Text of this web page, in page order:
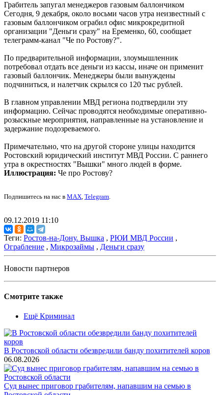
Грабитель запугал менеджеров газовым баллончиком
Сегодня, 9 декабря, около восьми часов утра неизвестный с
газовым баллончиком ограбил офис микрокредитной
организации "Деньги сразу" на Еременко, 60, сообщает
телеграмм-канал "Че по Ростову?".
По предварительной информации, злоумышленник
потребовал отдать все деньги из кассы, иначе он применит
газовый баллончик. Менеджеры были вынуждены
подчиниться, и налетчик скрылся со 120 тыс рублей.
В главном управлении МВД региона подтвердили эту
информацию. Сейчас проводятся необходимые оперативно-
розыскные мероприятия, направленные на установление и
задержание подозреваемого.
Примечательно, что на другой стороне улицы находится
Ростовский юридический институт МВД России. С раннего
утра в окрестностях "Вышки" много людей в форме.
Иллюстрация: Че про Ростову?
Подпишитесь на нас в MAX, Telegram.
09.12.2019 11:10
Теги: Ростов-на-Дону. Вышка , РЮИ МВД России ,
Ограбление , Микрозаймы , Деньги сразу
Новости партнеров
Смотрите также
Ещё Криминал
В Ростовской области обезвредили банду похитителей коров
06.08.2026
Суд вынес приговор грабителям, напавшим на семью в